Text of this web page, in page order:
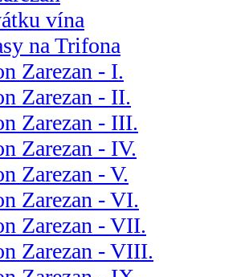
vína
na Trifona
Zarezan - I.
Zarezan - II.
Zarezan - III.
Zarezan - IV.
Zarezan - V.
Zarezan - VI.
Zarezan - VII.
Zarezan - VIII.